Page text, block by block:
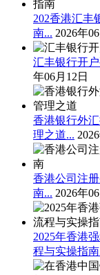
202香港汇丰
南... 2026年
汇丰银行开
年06月12日
香港银行外
理之道...
香港公司注
南... 2026年
2025年香港
程与实操指南